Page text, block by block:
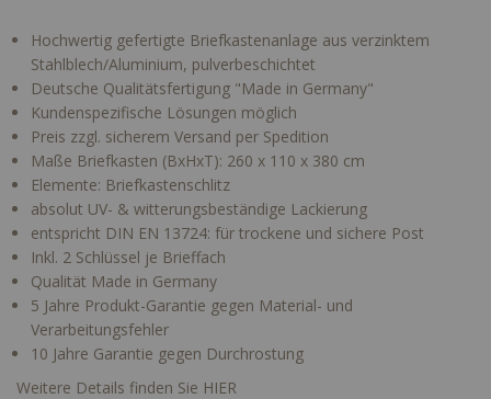
Hochwertig gefertigte Briefkastenanlage aus verzinktem
Stahlblech/Aluminium, pulverbeschichtet
Deutsche Qualitätsfertigung "Made in Germany"
Kundenspezifische Lösungen möglich
Preis zzgl. sicherem Versand per Spedition
Maße Briefkasten (BxHxT): 260 x 110 x 380 cm
Elemente: Briefkastenschlitz
absolut UV- & witterungsbeständige Lackierung
entspricht DIN EN 13724: für trockene und sichere Post
Inkl. 2 Schlüssel je Brieffach
Qualität Made in Germany
5 Jahre Produkt-Garantie gegen Material- und
Verarbeitungsfehler
10 Jahre Garantie gegen Durchrostung
Weitere Details finden Sie HIER